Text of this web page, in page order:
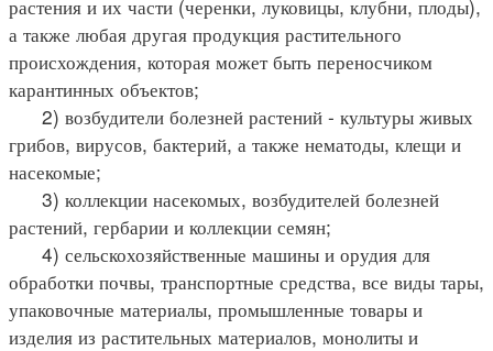
растения и их части (черенки, луковицы, клубни, плоды),
а также любая другая продукция растительного
происхождения, которая может быть переносчиком
карантинных объектов;
2) возбудители болезней растений - культуры живых
грибов, вирусов, бактерий, а также нематоды, клещи и
насекомые;
3) коллекции насекомых, возбудителей болезней
растений, гербарии и коллекции семян;
4) сельскохозяйственные машины и орудия для
обработки почвы, транспортные средства, все виды тары,
упаковочные материалы, промышленные товары и
изделия из растительных материалов, монолиты и